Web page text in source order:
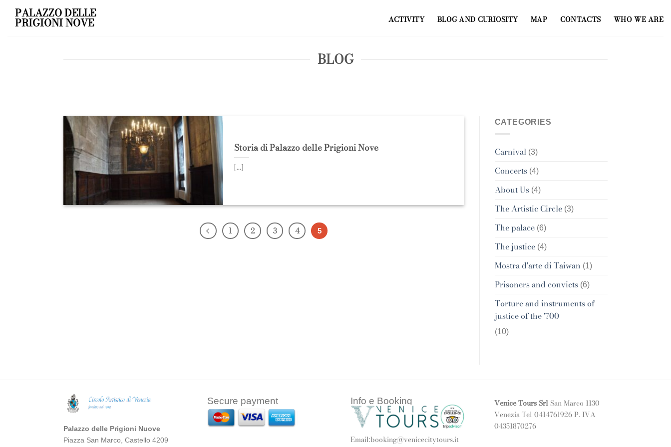
Skip
content
PALAZZO DELLE
PRIGIONI NOVE ACTIVITY BLOG AND CURIOSITY MAP CONTACTS WHO WE ARE
BLOG
Storia di Palazzo delle Prigioni Nove
[...]
1 2 3 4 5
CATEGORIES
Carnival (3)
Concerts(4)
About Us(4)
The Artistic Circle(3)
The palace(6)
The justice(4)
Mostra d'arte di Taiwan (1)
Prisoners and convicts(6)
Torture and instruments of
justice of the '700
(10)
Palazzo delle Prigioni Nuove
Piazza San Marco, Castello 4209
Secure payment Info e Booking
Email:booking@venicecitytours.it
Venice Tours SrlSan Marco 1130
Venezia Tel 0414761926 P. IVA
04351870276